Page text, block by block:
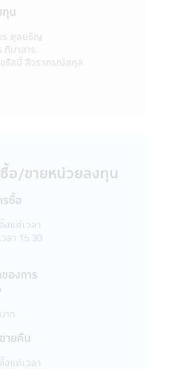
นงานตามมาตรฐานที่สมาคม
ทุนกำหนด และผลการดำเนิน
งกองทุนรวม มิได้เป็นสิ่งยืนยัน
นงานในอนาคต
งหมดที่ปรากฏอยู่ใน
ารขอสงวนสิทธิ์ในการแก้ไข
ปลี่ยนแปลงข้อมูลใดๆ ใน
ให้ทราบล่วงหน้า
ทุนในหลักทรัพย์เพื่อตนเองได้
ติตามจรรยาบรรณ และ
ที่สมาคมบริษัทจัดการลงทุน
ต้องเปิดเผยการลงทุนดังกล่าว
ทราบเพื่อที่บริษัทจัดการจะ
และดูแลการซื้อขายหลักทรัพย์
าร และผู้บริหาร รวมถึง
าที่ของบริษัท ขอสงวนสิทธิ์ที่จะ
อความเสียหายทุกกรณีที่เกิดขึ้น
รือ ระบบสื่อสารของผู้เข้าเยี่ยม
ทุน
ตุลยธัญ
มาสาร
สมิ์ สีวราภรณ์สกุล
อ/ขายหน่วยลงทุน
รซื้อ
งแต่เวลา
ลา 15.30
องการ
าท
ายคืน
งแต่เวลา